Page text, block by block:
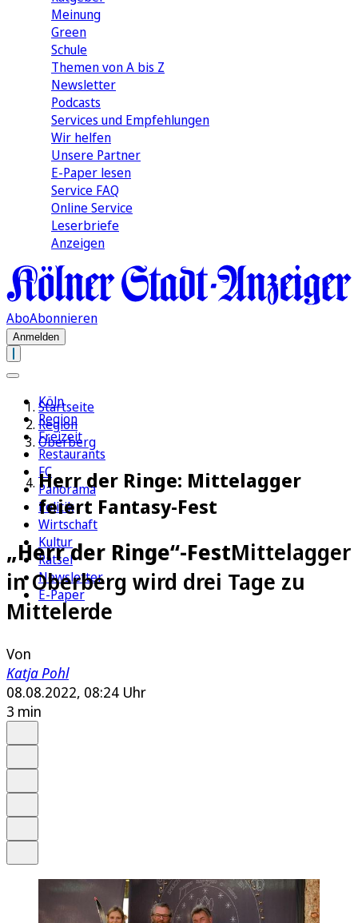
Meinung
Green
Schule
Themen von A bis Z
Newsletter
Podcasts
Services und Empfehlungen
Wir helfen
Unsere Partner
E-Paper lesen
Service FAQ
Online Service
Leserbriefe
Anzeigen
AboAbonnieren
Anmelden
Köln
Region
Freizeit
Restaurants
FC
Panorama
Politik
Wirtschaft
Kultur
Rätsel
Newsletter
E-Paper
Startseite
Region
Oberberg
Herr der Ringe: Mittelagger
feiert Fantasy-Fest
„Herr der Ringe“-FestMittelagger
in Oberberg wird drei Tage zu
Mittelerde
Von
Katja Pohl
08.08.2022, 08:24 Uhr
3 min